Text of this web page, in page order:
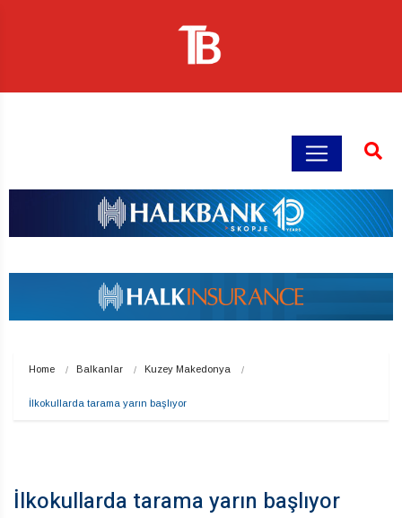
Home Balkanlar Kuzey Makedonya
İlkokullarda tarama yarın başlıyor
İlkokullarda tarama yarın başlıyor